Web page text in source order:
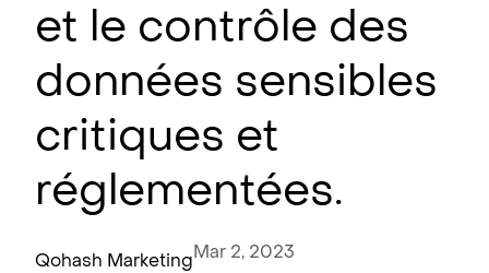
et le contrôle des
données sensibles
critiques et
réglementées.
Qohash MarketingMar 2, 2023